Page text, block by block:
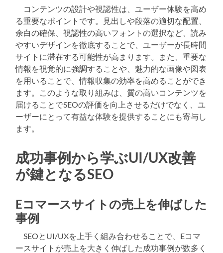
コンテンツの設計や視認性は、ユーザー体験を高め
る重要なポイントです。見出しや段落の適切な配置、
余白の確保、視認性の高いフォントの選択など、読み
やすいデザインを徹底することで、ユーザーが長時間
サイトに滞在する可能性が高まります。また、重要な
情報を視覚的に強調することや、魅力的な画像や図表
を用いることで、情報収集の効率を高めることができ
ます。このような取り組みは、質の高いコンテンツを
届けることでSEOの評価を向上させるだけでなく、ユ
ーザーにとって有益な体験を提供することにも寄与し
ます。
成功事例から学ぶUI/UX改善
が鍵となるSEO
Eコマースサイトの売上を伸ばした
事例
SEOとUI/UXを上手く組み合わせることで、Eコマ
ースサイトが売上を大きく伸ばした成功事例が数多く